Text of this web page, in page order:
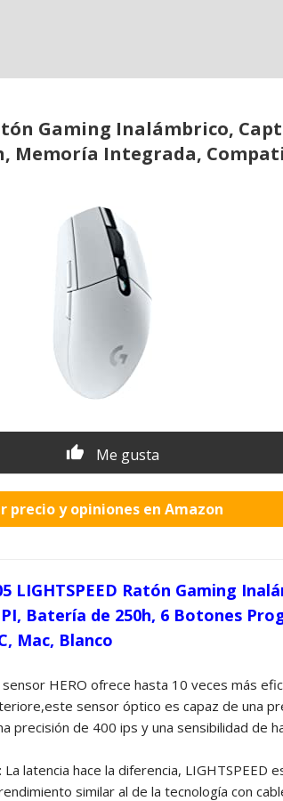
Gaming Inalámbrico,
Memoría Integrada,
Me gusta
precio y opiniones en Amazon
LIGHTSPEED Ratón Gaming
Batería de 250h, 6 Botones
Mac, Blanco
sensor HERO ofrece hasta 10 veces más
sensor óptico es capaz de una
precisión de 400 ips y una sensibilidad de
latencia hace la diferencia, LIGHTSPEED
similar al de la tecnología con